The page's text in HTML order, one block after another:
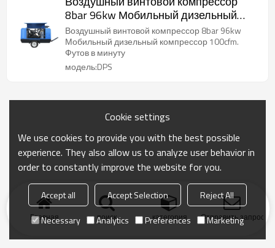
8bar 96kw Мобильный дизельный
компрессор 100cfm. Футов в минуту
Воздушный винтовой компрессор 8bar 96kw
Мобильный дизельный компрессор 100cfm.
Футов в минуту
модель:DPS
Главная поиск категория Отправить запрос
Cookie settings
We use cookies to provide you with the best possible
experience. They also allow us to analyze user behavior in
order to constantly improve the website for you.
Accept all Accept Selection
Reject All
Necessary
Analytics Preferences Marketing